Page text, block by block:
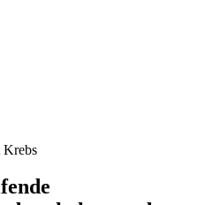
Krebs